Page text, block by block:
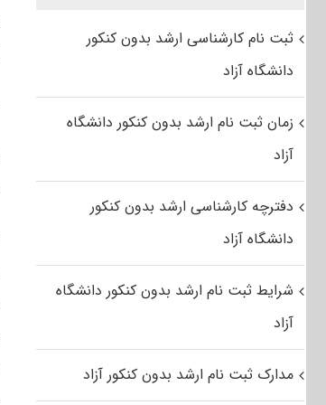
ثبت نام کارشناسی ارشد بدون کنکور
دانشگاه آزاد
زمان ثبت نام ارشد بدون کنکور دانشگاه
آزاد
دفترچه کارشناسی ارشد بدون کنکور
دانشگاه آزاد
شرایط ثبت نام ارشد بدون کنکور دانشگاه
آزاد
مدارک ثبت نام ارشد بدون کنکور آزاد